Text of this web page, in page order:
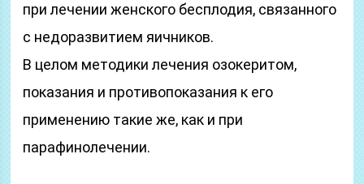
при лечении женского бесплодия, связанного
с недоразвитием яичников.
В целом методики лечения озокеритом,
показания и противопоказания к его
применению такие же, как и при
парафинолечении.